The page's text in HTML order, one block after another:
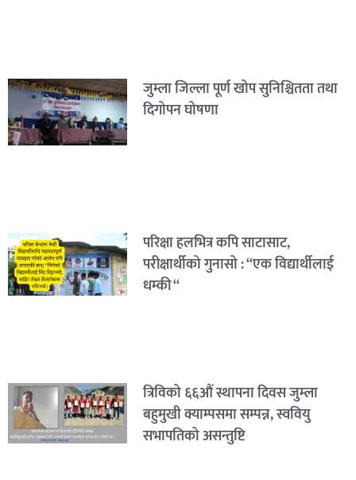
जुम्ला जिल्ला पूर्ण खोप सुनिश्चितता तथा
दिगोपन घोषणा
परिक्षा हलभित्र कपि साटासाट,
परीक्षार्थीको गुनासो : “एक विद्यार्थीलाई
धम्की “
त्रिविको ६६औं स्थापना दिवस जुम्ला
बहुमुखी क्याम्पसमा सम्पन्न, स्ववियु
सभापतिको असन्तुष्टि